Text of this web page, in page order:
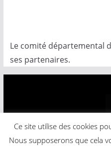
Le comité départemental
ses partenaires.
Comité
Powered by
ColorMag
Ce site utilise des cookies
Nous supposerons que cela